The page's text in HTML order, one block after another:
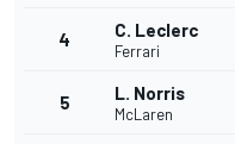
4 C. Leclerc
Ferrari
5 L. Norris
McLaren